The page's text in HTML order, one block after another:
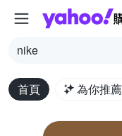
nike
首頁 為你推薦